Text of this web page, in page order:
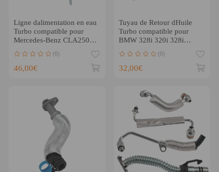
Ligne dalimentation en eau
Turbo compatible pour
Mercedes-Benz CLA250
(0)
46,00€
Tuyau de Retour dHuile
Turbo compatible pour
BMW 328i 320i 328i
11428626653
(0)
32,00€